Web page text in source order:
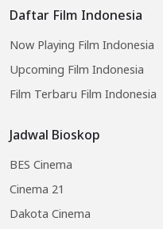
Daftar Film Indonesia
Now Playing Film Indonesia
Upcoming Film Indonesia
Film Terbaru Film Indonesia
Jadwal Bioskop
BES Cinema
Cinema 21
Dakota Cinema